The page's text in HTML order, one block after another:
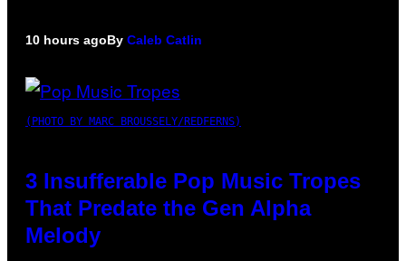
10 hours agoBy Caleb Catlin
(PHOTO BY MARC BROUSSELY/REDFERNS)
3 Insufferable Pop Music Tropes
That Predate the Gen Alpha
Melody